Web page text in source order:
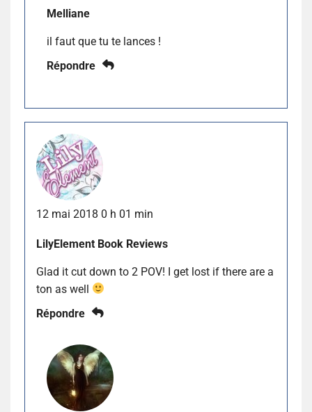
Melliane
il faut que tu te lances !
Répondre
12 mai 2018 0 h 01 min
LilyElement Book Reviews
Glad it cut down to 2 POV! I get lost if there are a
ton as well
Répondre